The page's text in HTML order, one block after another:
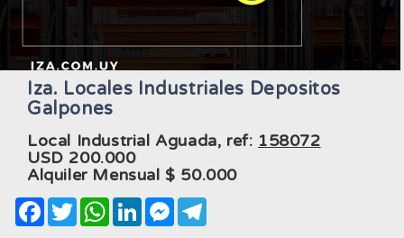
Iza. Locales Industriales Depositos
Galpones
Local Industrial Aguada, ref: 158072
USD 200.000
Alquiler Mensual $ 50.000
Facebook
TwitterWhatsApp
LinkedInMessenger